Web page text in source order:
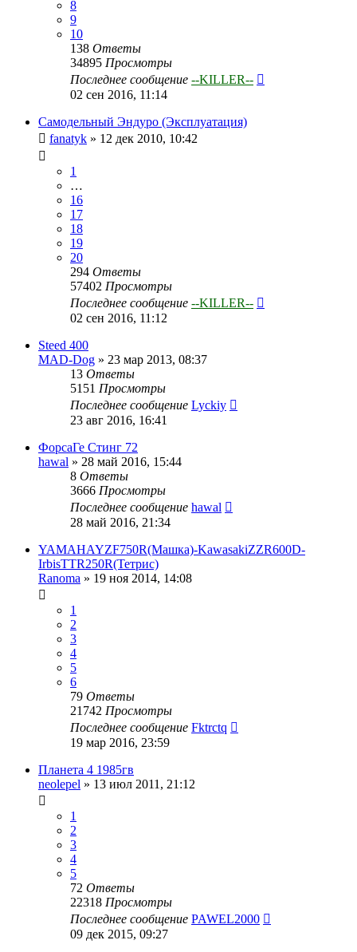
8
9
10
138 Ответы
34895 Просмотры
Последнее сообщение --KILLER--
02 сен 2016, 11:14
Самодельный Эндуро (Эксплуатация)
fanatyk » 12 дек 2010, 10:42
1
…
16
17
18
19
20
294 Ответы
57402 Просмотры
Последнее сообщение --KILLER--
02 сен 2016, 11:12
Steed 400
MAD-Dog » 23 мар 2013, 08:37
13 Ответы
5151 Просмотры
Последнее сообщение Lyckiy
23 авг 2016, 16:41
ФорсаГе Стинг 72
hawal » 28 май 2016, 15:44
8 Ответы
3666 Просмотры
Последнее сообщение hawal
28 май 2016, 21:34
YAMAHAYZF750R(Машка)-KawasakiZZR600D-
IrbisTTR250R(Тетрис)
Ranoma » 19 ноя 2014, 14:08
1
2
3
4
5
6
79 Ответы
21742 Просмотры
Последнее сообщение Fktrctq
19 мар 2016, 23:59
Планета 4 1985гв
neolepel » 13 июл 2011, 21:12
1
2
3
4
5
72 Ответы
22318 Просмотры
Последнее сообщение PAWEL2000
09 дек 2015, 09:27